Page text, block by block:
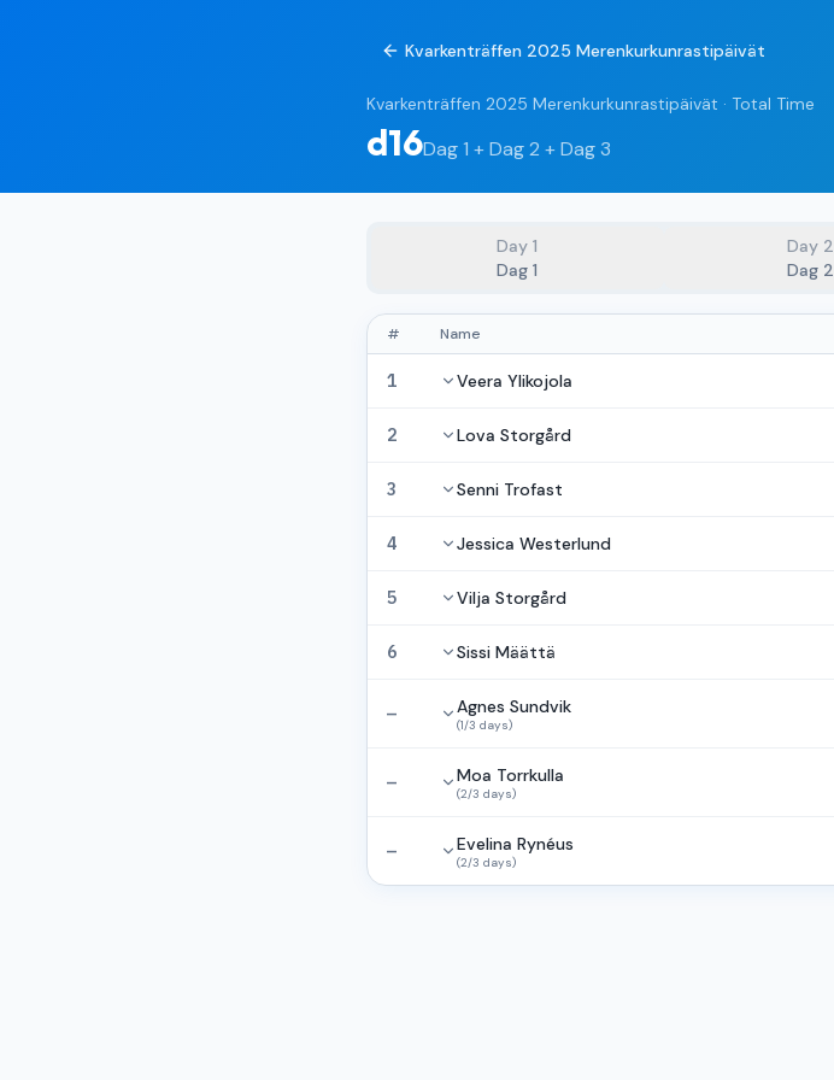
Kvarkenträffen 2025 Merenkurkunrastipäivät
Kvarkenträffen 2025 Merenkurkunrastipäivät · Total Time
d16Dag 1 + Dag 2 + Dag 3
Day 1
Dag 1
Day 2
Dag 2
# Name
1 Veera Ylikojola
2 Lova Storgård
3 Senni Trofast
4 Jessica Westerlund
5 Vilja Storgård
6 Sissi Määttä
— Agnes Sundvik
(1/3 days)
— Moa Torrkulla
(2/3 days)
— Evelina Rynéus
(2/3 days)